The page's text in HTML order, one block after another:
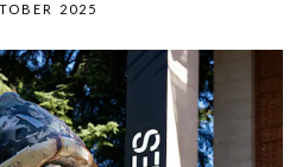
2025